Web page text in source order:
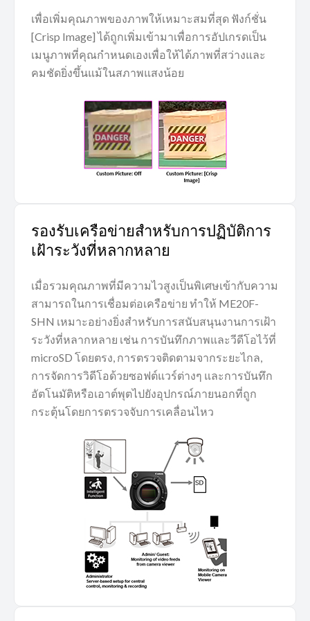
เพื่อเพิ่มคุณภาพของภาพให้เหมาะสมที่สุด ฟังก์ชั่น
[Crisp Image] ได้ถูกเพิ่มเข้ามาเพื่อการอัปเกรดเป็น
เมนูภาพที่คุณกำหนดเองเพื่อให้ได้ภาพที่สว่างและ
คมชัดยิ่งขึ้นแม้ในสภาพแสงน้อย
รองรับเครือข่ายสำหรับการปฏิบัติการ
เฝ้าระวังที่หลากหลาย
เมื่อรวมคุณภาพที่มีความไวสูงเป็นพิเศษเข้ากับความ
สามารถในการเชื่อมต่อเครือข่าย ทำให้ ME20F-
SHN เหมาะอย่างยิ่งสำหรับการสนับสนุนงานการเฝ้า
ระวังที่หลากหลาย เช่น การบันทึกภาพและวีดีโอไว้ที่
microSD โดยตรง, การตรวจติดตามจากระยะไกล,
การจัดการวิดีโอด้วยซอฟต์แวร์ต่างๆ และการบันทึก
อัตโนมัติหรือเอาต์พุตไปยังอุปกรณ์ภายนอกที่ถูก
กระตุ้นโดยการตรวจจับการเคลื่อนไหว